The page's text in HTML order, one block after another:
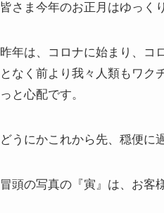
皆さま今年のお正月はゆっく
昨年は、コロナに始まり、コ
となく前より我々人類もワク
っと心配です。
どうにかこれから先、穏便に
冒頭の写真の『寅』は、お客